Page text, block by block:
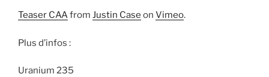
Teaser CAAfrom Justin Case on Vimeo.
Plus d’infos :
Uranium 235